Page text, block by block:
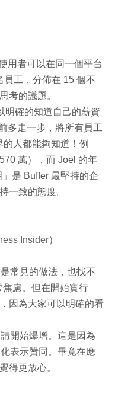
用者可以在同一個平台
工，分佈在 15 個不
考的議題。
明確的知道自己的薪資
多走一步，將所有員工
人都能夠知道！例
萬），而 Joel 的年
是 Buffer 最堅持的企
一致的態度。
Insider）
常見的做法，也找不
慮。但在開始實行
因為大家可以明確的看
開始爆增。這是因為
表示贊同。畢竟在應
得更放心。